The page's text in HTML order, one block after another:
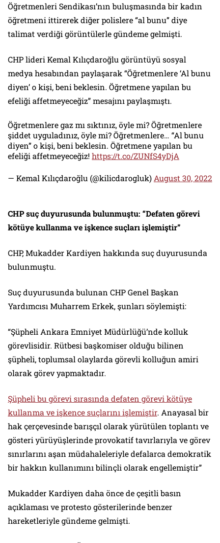
Öğretmenleri Sendikası’nın buluşmasında bir kadın
öğretmeni ittirerek diğer polislere “al bunu” diye
talimat verdiği görüntülerle gündeme gelmişti.
CHP lideri Kemal Kılıçdaroğlu görüntüyü sosyal
medya hesabından paylaşarak “Öğretmenlere ‘Al bunu
diyen’ o kişi, beni beklesin. Öğretmene yapılan bu
efeliği affetmeyeceğiz” mesajını paylaşmıştı.
Öğretmenlere gaz mı sıktınız, öyle mi? Öğretmenlere
şiddet uyguladınız, öyle mi? Öğretmenlere… “Al bunu
diyen” o kişi, beni beklesin. Öğretmene yapılan bu
efeliği affetmeyeceğiz! https://t.co/ZUNfS4yDjA
— Kemal Kılıçdaroğlu (@kilicdarogluk) August 30, 2022
CHP suç duyurusunda bulunmuştu: “Defaten görevi
kötüye kullanma ve işkence suçları işlemiştir”
CHP, Mukadder Kardiyen hakkında suç duyurusunda
bulunmuştu.
Suç duyurusunda bulunan CHP Genel Başkan
Yardımcısı Muharrem Erkek, şunları söylemişti:
“Şüpheli Ankara Emniyet Müdürlüğü’nde kolluk
görevlisidir. Rütbesi başkomiser olduğu bilinen
şüpheli, toplumsal olaylarda görevli kolluğun amiri
olarak görev yapmaktadır.
Şüpheli bu görevi sırasında defaten görevi kötüye
kullanma ve işkence suçlarını işlemiştir. Anayasal bir
hak çerçevesinde barışçıl olarak yürütülen toplantı ve
gösteri yürüyüşlerinde provokatif tavırlarıyla ve görev
sınırlarını aşan müdahaleleriyle defalarca demokratik
bir hakkın kullanımını bilinçli olarak engellemiştir”
Mukadder Kardiyen daha önce de çeşitli basın
açıklaması ve protesto gösterilerinde benzer
hareketleriyle gündeme gelmişti.